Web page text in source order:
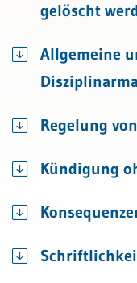
gelöscht
Allgemeine
Regelung
Kündigung